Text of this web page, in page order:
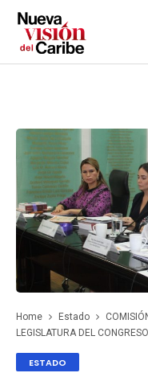
Home Estado
LEGISLATURA DEL
ESTADO